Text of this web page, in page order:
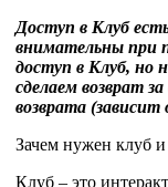
Доступ в Клуб
внимательны при
доступ в Клуб, но
сделаем возврат
возврата
Зачем нужен клуб
Клуб – это